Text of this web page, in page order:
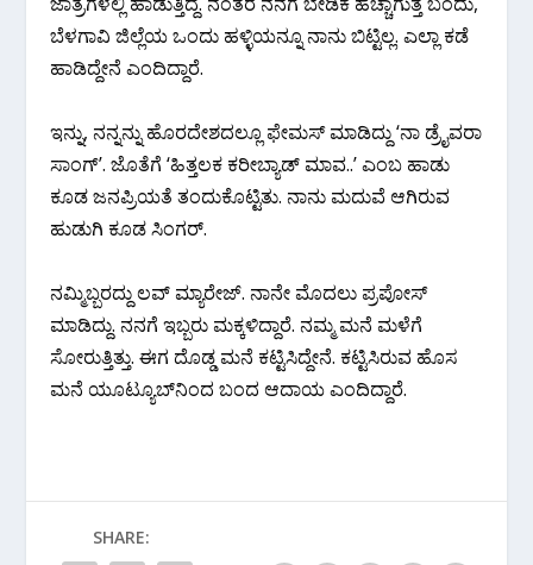
ಬೆಳಗಾವಿ ಜಿಲ್ಲೆಯ ಒಂದು ಹಳ್ಳಿಯನ್ನೂ ನಾನು ಬಿಟ್ಟಿಲ್ಲ. ಎಲ್ಲಾ ಕಡೆ
ಹಾಡಿದ್ದೇನೆ ಎಂದಿದ್ದಾರೆ.
ಇನ್ನು, ನನ್ನನ್ನು ಹೊರದೇಶದಲ್ಲೂ ಫೇಮಸ್ ಮಾಡಿದ್ದು ‘ನಾ ಡ್ರೈವರಾ
ಸಾಂಗ್’. ಜೊತೆಗೆ ‘ಹಿತ್ತಲಕ ಕರೀಬ್ಯಾಡ್ ಮಾವ..’ ಎಂಬ ಹಾಡು
ಕೂಡ ಜನಪ್ರಿಯತೆ ತಂದುಕೊಟ್ಟಿತು. ನಾನು ಮದುವೆ ಆಗಿರುವ
ಹುಡುಗಿ ಕೂಡ ಸಿಂಗರ್.
ನಮ್ಮಿಬ್ಬರದ್ದು ಲವ್ ಮ್ಯಾರೇಜ್. ನಾನೇ ಮೊದಲು ಪ್ರಪೋಸ್
ಮಾಡಿದ್ದು. ನನಗೆ ಇಬ್ಬರು ಮಕ್ಕಳಿದ್ದಾರೆ. ನಮ್ಮ ಮನೆ ಮಳೆಗೆ
ಸೋರುತ್ತಿತ್ತು. ಈಗ ದೊಡ್ಡ ಮನೆ ಕಟ್ಟಿಸಿದ್ದೇನೆ. ಕಟ್ಟಿಸಿರುವ ಹೊಸ
ಮನೆ ಯೂಟ್ಯೂಬ್‌ನಿಂದ ಬಂದ ಆದಾಯ ಎಂದಿದ್ದಾರೆ.
SHARE: